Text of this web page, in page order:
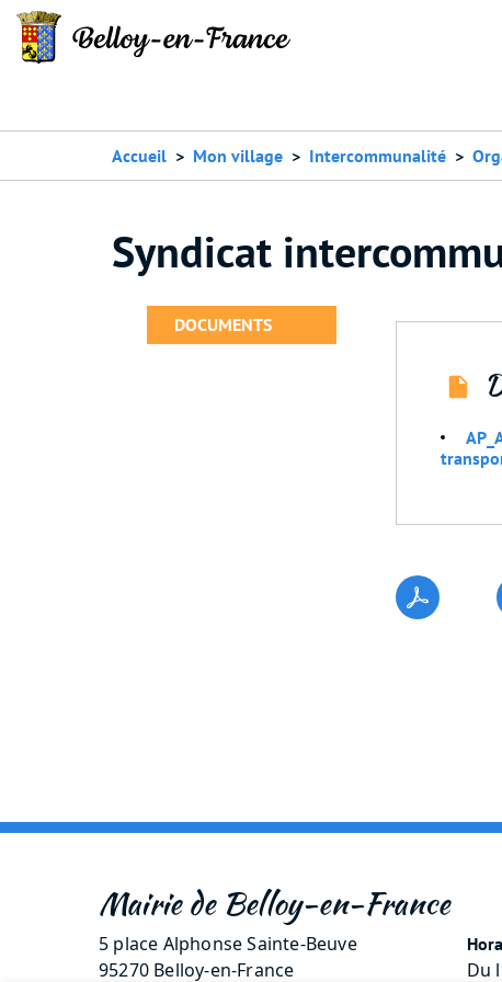
Accueil Mon village Intercommunalité
Syndicat
DOCUMENTS
Mairie de Belloy-en-France
5 place Alphonse Sainte-Beuve
95270 Belloy-en-France
Du